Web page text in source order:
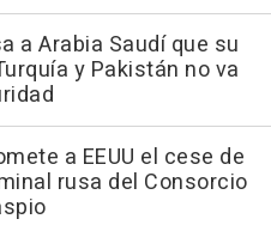
a Arabia Saudí que su
y Pakistán no va
a EEUU el cese de
rusa del Consorcio